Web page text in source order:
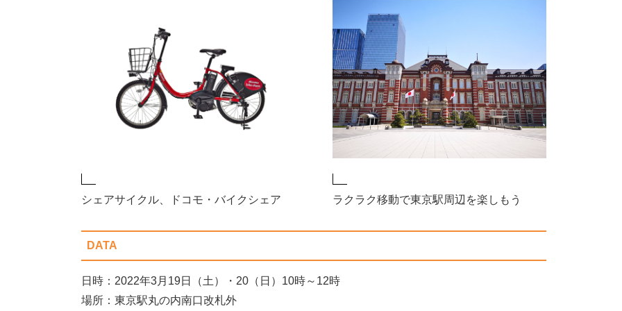
シェアサイクル、ドコモ・バイクシェア ラクラク移動で東京駅周辺を楽しもう
DATA
日時：2022年3月19日（土）・20（日）10時～12時
場所：東京駅丸の内南口改札外